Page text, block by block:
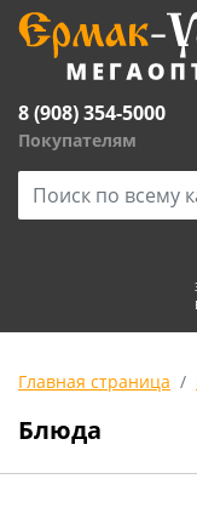
8 (908) 354-5000
Покупателям
Главная страница
Блюда